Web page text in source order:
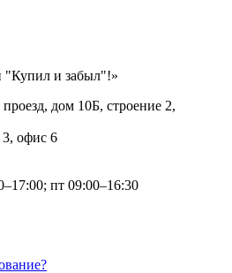
"Купил и забыл"!»
дом 10Б, строение 2,
офис 6
пт 09:00–16:30